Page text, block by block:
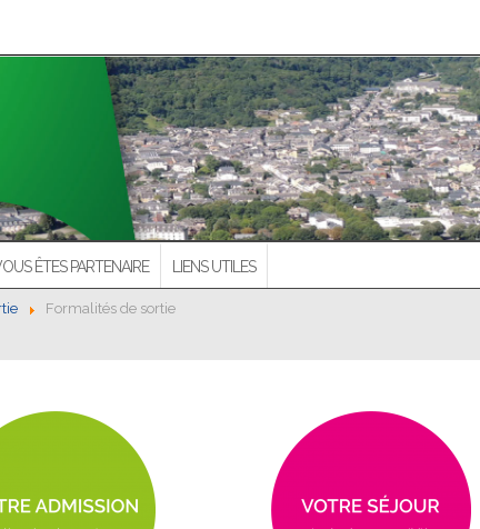
ÊTES PARTENAIRE LIENS UTILES
Formalités de sortie